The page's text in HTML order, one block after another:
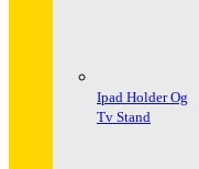
Ipad Holder Og
Tv Stand